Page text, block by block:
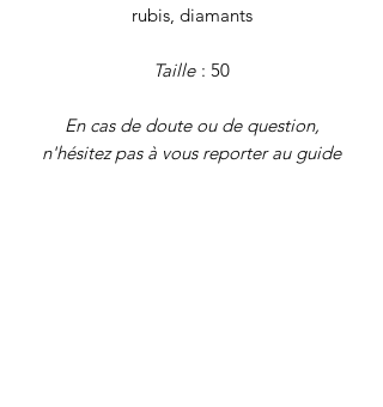
rubis, diamants
Taille : 50
En cas de doute ou de question,
n'hésitez pas à vous reporter au guide